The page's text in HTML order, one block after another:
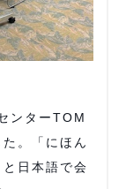
ンターTOM
。「にほん
日本語で会